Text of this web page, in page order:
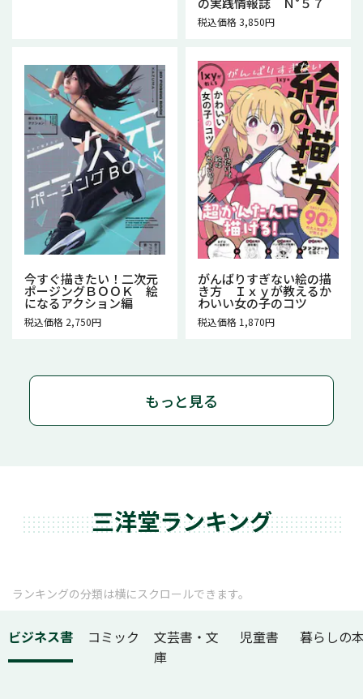
税込価格 3,850円
今すぐ描きたい！二次元
ポージングＢＯＯＫ 絵
になるアクション編
税込価格 2,750円
がんばりすぎない絵の描
き方 Ｉｘｙが教えるか
わいい女の子のコツ
税込価格 1,870円
もっと見る
三洋堂ランキング
ランキングの分類は横にスクロールできます。
ビジネス書 コミック
文芸書・文
庫
児童書 暮らしの